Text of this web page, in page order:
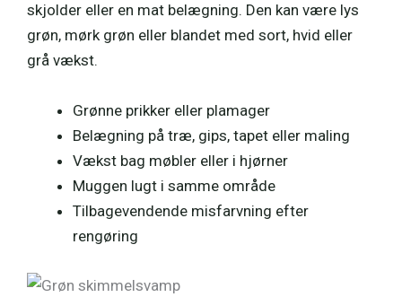
skjolder eller en mat belægning. Den kan være lys
grøn, mørk grøn eller blandet med sort, hvid eller
grå vækst.
Grønne prikker eller plamager
Belægning på træ, gips, tapet eller maling
Vækst bag møbler eller i hjørner
Muggen lugt i samme område
Tilbagevendende misfarvning efter
rengøring